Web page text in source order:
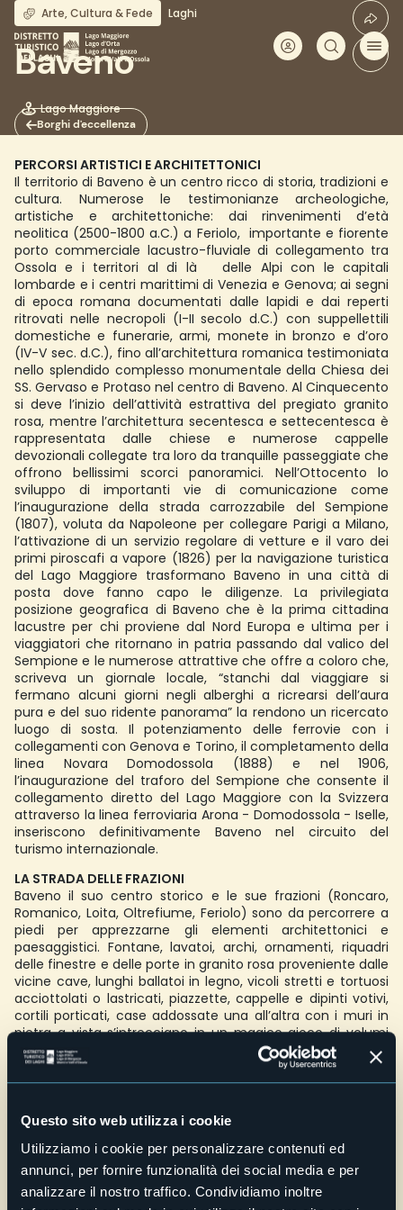
Questo sito web utilizza i cookie
Utilizziamo i cookie per personalizzare contenuti ed
annunci, per fornire funzionalità dei social media e per
analizzare il nostro traffico. Condividiamo inoltre
Salta
contenuto
principale
Borghi d'eccellenza
Arte, Cultura & Fede Laghi
Baveno
Lago Maggiore
PERCORSI ARTISTICI E ARCHITETTONICI
Il territorio di Baveno è un centro ricco di storia, tradizioni e
cultura. Numerose le testimonianze archeologiche,
artistiche e architettoniche: dai rinvenimenti d’età
neolitica (2500-1800 a.C.) a Feriolo, importante e fiorente
porto commerciale lacustro-fluviale di collegamento tra
Ossola e i territori al di là delle Alpi con le capitali
lombarde e i centri marittimi di Venezia e Genova; ai segni
di epoca romana documentati dalle lapidi e dai reperti
ritrovati nelle necropoli (I-II secolo d.C.) con suppellettili
domestiche e funerarie, armi, monete in bronzo e d’oro
(IV-V sec. d.C.), fino all’architettura romanica testimoniata
nello splendido complesso monumentale della Chiesa dei
SS. Gervaso e Protaso nel centro di Baveno. Al Cinquecento
si deve l’inizio dell’attività estrattiva del pregiato granito
rosa, mentre l’architettura secentesca e settecentesca è
rappresentata dalle chiese e numerose cappelle
devozionali collegate tra loro da tranquille passeggiate che
offrono bellissimi scorci panoramici. Nell’Ottocento lo
sviluppo di importanti vie di comunicazione come
l’inaugurazione della strada carrozzabile del Sempione
(1807), voluta da Napoleone per collegare Parigi a Milano,
l’attivazione di un servizio regolare di vetture e il varo dei
primi piroscafi a vapore (1826) per la navigazione turistica
del Lago Maggiore trasformano Baveno in una città di
posta dove fanno capo le diligenze. La privilegiata
posizione geografica di Baveno che è la prima cittadina
lacustre per chi proviene dal Nord Europa e ultima per i
viaggiatori che ritornano in patria passando dal valico del
Sempione e le numerose attrattive che offre a coloro che,
scriveva un giornale locale, “stanchi dal viaggiare si
fermano alcuni giorni negli alberghi a ricrearsi dell’aura
pura e del suo ridente panorama” la rendono un ricercato
luogo di sosta. Il potenziamento delle ferrovie con i
collegamenti con Genova e Torino, il completamento della
linea Novara Domodossola (1888) e nel 1906,
l’inaugurazione del traforo del Sempione che consente il
collegamento diretto del Lago Maggiore con la Svizzera
attraverso la linea ferroviaria Arona - Domodossola - Iselle,
inseriscono definitivamente Baveno nel circuito del
turismo internazionale.
LA STRADA DELLE FRAZIONI
Baveno il suo centro storico e le sue frazioni (Roncaro,
Romanico, Loita, Oltrefiume, Feriolo) sono da percorrere a
piedi per apprezzarne gli elementi architettonici e
paesaggistici. Fontane, lavatoi, archi, ornamenti, riquadri
delle finestre e delle porte in granito rosa proveniente dalle
vicine cave, lunghi ballatoi in legno, vicoli stretti e tortuosi
acciottolati o lastricati, piazzette, cappelle e dipinti votivi,
cortili porticati, case addossate una all’altra con i muri in
pietra a vista s’intrecciano in un magico gioco di volumi
che regala inediti scorci panoramici del lago e delle
montagne circostanti. Di grande valore paesaggistico gli
itinerari percorribili a piedi e le strade carrozzabili che
architettonico e naturalistico e si snodano tra boschi,
verso il lago e le montagne.
NATURA E SPORT
Laghi, fiumi, colline e montagne si offrono come scenario